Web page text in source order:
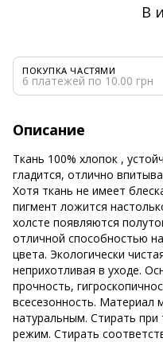
В
ПОКУПКА ЧАСТЯМИ
6 платежей по 10.00 грн
Описание
Ткань 100% хлопок ,
гладится, отлично
Хотя ткань не имеет
пигмент ложится
холсте появляются
отличной способностью
цвета. Экологически
неприхотливая в уходе.
прочность,
всесезонность.
натуральным. Стирать при
режим. Стирать